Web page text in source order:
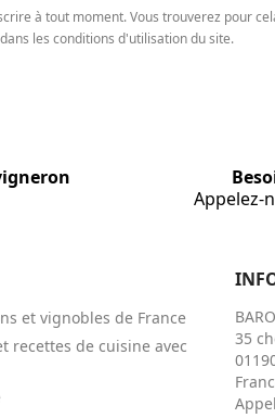
à tout moment. Vous trouverez pour
les conditions d'utilisation du site.
Appelez-
et vignobles de France
recettes de cuisine avec
35